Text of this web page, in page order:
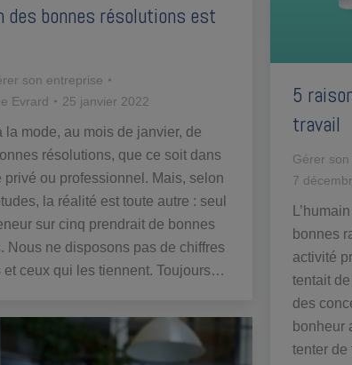
des bonnes résolutions est
son entreprise
Evrard 25 janvier 2022
la mode, au mois de janvier, de
résolutions, que ce soit dans
privé ou professionnel. Mais, selon
la réalité est toute autre : seul
sur cinq prendrait de bonnes
Nous ne disposons pas de chiffres
et ceux qui les tiennent. Toujours…
5
travail
Gérer
7
bonnes
activité
tentait
des
bonheur
tenter